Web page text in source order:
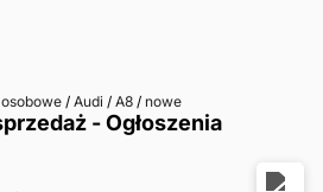
/ Audi / A8 / nowe
- Ogłoszenia